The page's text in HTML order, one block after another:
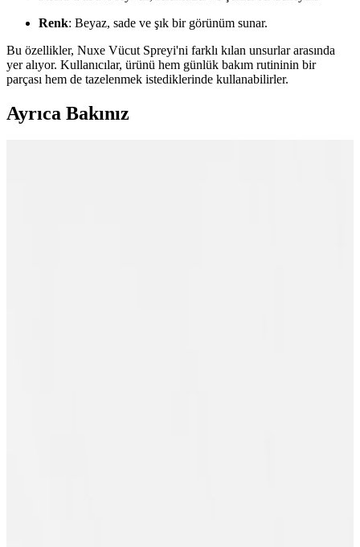
Renk: Beyaz, sade ve şık bir görünüm sunar.
Bu özellikler, Nuxe Vücut Spreyi'ni farklı kılan unsurlar arasında
yer alıyor. Kullanıcılar, ürünü hem günlük bakım rutininin bir
parçası hem de tazelenmek istediklerinde kullanabilirler.
Ayrıca Bakınız